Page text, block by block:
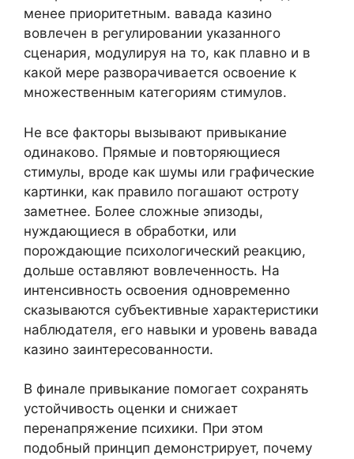
менее приоритетным. вавада казино
вовлечен в регулировании указанного
сценария, модулируя на то, как плавно и в
какой мере разворачивается освоение к
множественным категориям стимулов.
Не все факторы вызывают привыкание
одинаково. Прямые и повторяющиеся
стимулы, вроде как шумы или графические
картинки, как правило погашают остроту
заметнее. Более сложные эпизоды,
нуждающиеся в обработки, или
порождающие психологический реакцию,
дольше оставляют вовлеченность. На
интенсивность освоения одновременно
сказываются субъективные характеристики
наблюдателя, его навыки и уровень вавада
казино заинтересованности.
В финале привыкание помогает сохранять
устойчивость оценки и снижает
перенапряжение психики. При этом
подобный принцип демонстрирует, почему